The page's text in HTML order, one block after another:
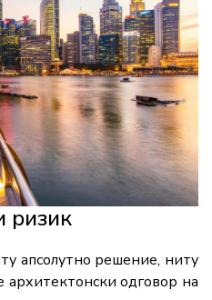
ризик
апсолутно решение, ниту
архитектонски одговор на